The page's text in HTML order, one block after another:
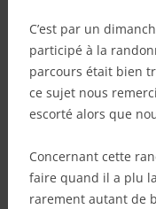
C’est par un
participé à la
parcours était bien
ce sujet nous
escorté alors que
Concernant cette
faire quand il a plu
rarement autant de